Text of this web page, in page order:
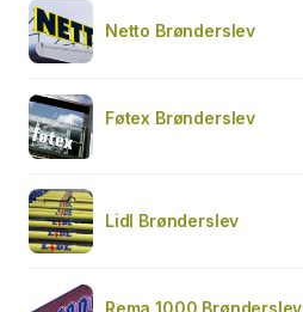
Netto Brønderslev
Føtex Brønderslev
Lidl Brønderslev
Rema 1000 Brønderslev